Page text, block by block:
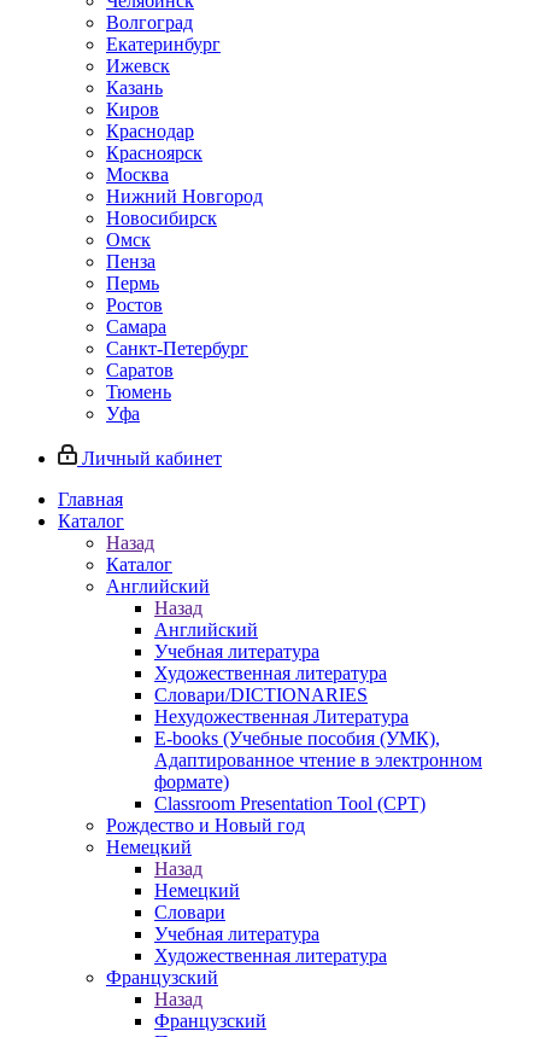
Волгоград
Екатеринбург
Ижевск
Казань
Киров
Краснодар
Красноярск
Москва
Нижний Новгород
Новосибирск
Омск
Пенза
Пермь
Ростов
Самара
Санкт-Петербург
Саратов
Тюмень
Уфа
Личный кабинет
Главная
Каталог
Назад
Каталог
Английский
Назад
Английский
Учебная литература
Художественная литература
Словари/DICTIONARIES
Нехудожественная Литература
E-books (Учебные пособия (УМК),
Адаптированное чтение в электронном
формате)
Classroom Presentation Tool (CPT)
Рождество и Новый год
Немецкий
Назад
Немецкий
Словари
Учебная литература
Художественная литература
Французский
Назад
Французский